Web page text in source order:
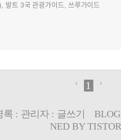
트 3국 관광가이드, 쓰루가이드
1
록: 관리자: 글쓰기
NED BY